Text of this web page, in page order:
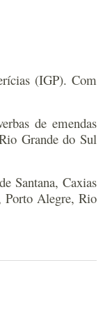
(IGP). Com
de emendas
Grande do Sul
Santana, Caxias
Porto Alegre, Rio